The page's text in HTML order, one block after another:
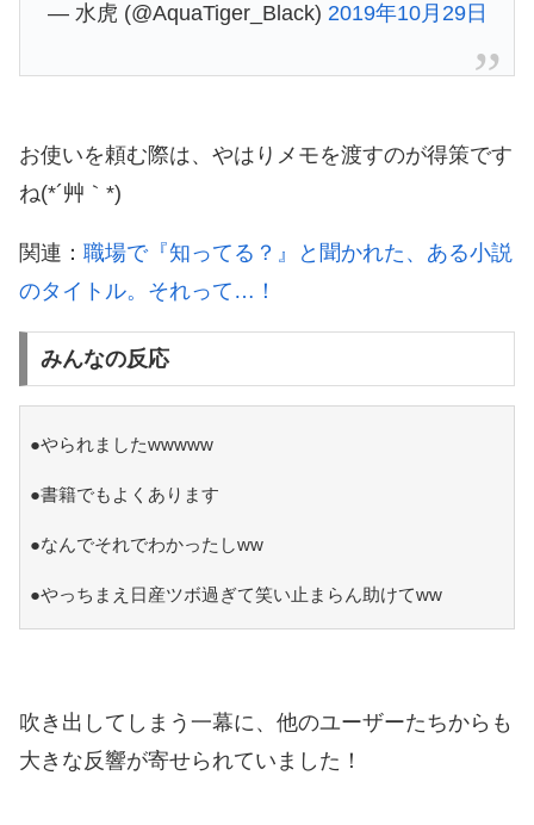
— 水虎 (@AquaTiger_Black) 2019年10月29日
お使いを頼む際は、やはりメモを渡すのが得策です
ね(*´艸｀*)
関連： 職場で『知ってる？』と聞かれた、ある小説
のタイトル。それって…！
みんなの反応
●やられましたwwwww
●書籍でもよくあります
●なんでそれでわかったしww
●やっちまえ日産ツボ過ぎて笑い止まらん助けてww
吹き出してしまう一幕に、他のユーザーたちからも
大きな反響が寄せられていました！